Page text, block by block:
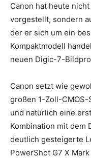
Canon hat heute
vorgestellt, sondern
der er sich um ein
Kompaktmodell
neuen Digic-7-
Canon setzt wie
großen 1-Zoll-CMOS-
und natürlich eine
Kombination mit dem
deutlich gesteigerte
PowerShot G7 X